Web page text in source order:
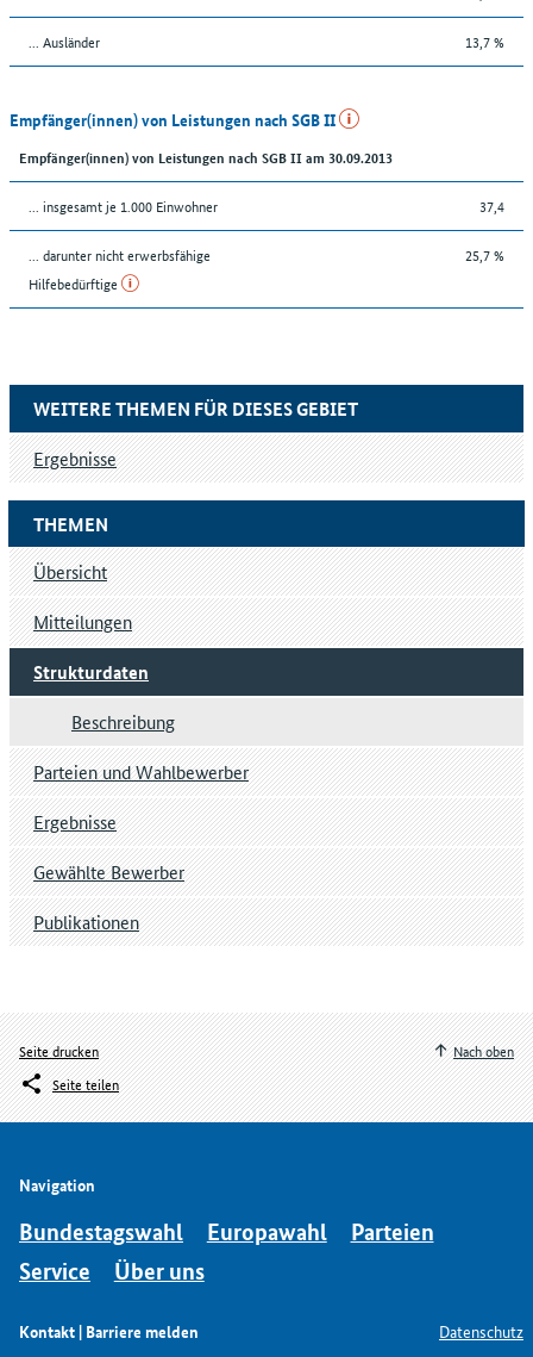
... Ausländer 13,7 %
Empfänger(innen) von Leistungen nach SGB II
Empfänger(innen) von Leistungen nach SGB II am 30.09.2013
... insgesamt je 1.000 Einwohner 37,4
... darunter nicht erwerbsfähige
Hilfebedürftige
25,7 %
THEMEN
Übersicht
Mitteilungen
Strukturdaten
Beschreibung
Parteien und Wahlbewerber
Ergebnisse
Gewählte Bewerber
Publikationen
WEITERE THEMEN FÜR DIESES GEBIET
Ergebnisse
Seite drucken
Seite teilen
Nach oben
Navigation
Bundestagswahl Europawahl
Parteien
Service
Über uns
Kontakt | Barriere melden
Datenschutz